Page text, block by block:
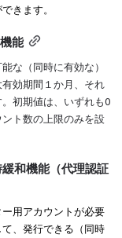
きます。
能
な（同時に有効な）
効期間１か月、それ
初期値は、いずれも0
ト数の上限のみを設
和機能（代理認証
用アカウントが必要
、発行できる（同時